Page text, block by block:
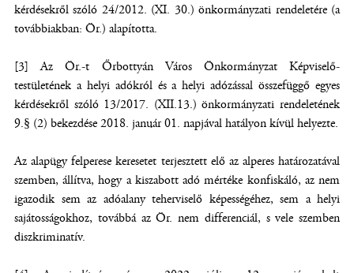
kérdésekről szóló 24/2012. (XI. 30.) önkormányzati rendeletére (a
továbbiakban: Ör.) alapította.
[3] Az Ör.-t Őrbottyán Város Önkormányzat Képviselő-
testületének a helyi adókról és a helyi adózással összefüggő egyes
kérdésekről szóló 13/2017. (XII.13.) önkormányzati rendeletének
9.§ (2) bekezdése 2018. január 01. napjával hatályon kívül helyezte.
Az alapügy felperese keresetet terjesztett elő az alperes határozatával
szemben, állítva, hogy a kiszabott adó mértéke konfiskáló, az nem
igazodik sem az adóalany teherviselő képességéhez, sem a helyi
sajátosságokhoz, továbbá az Ör. nem differenciál, s vele szemben
diszkriminatív.